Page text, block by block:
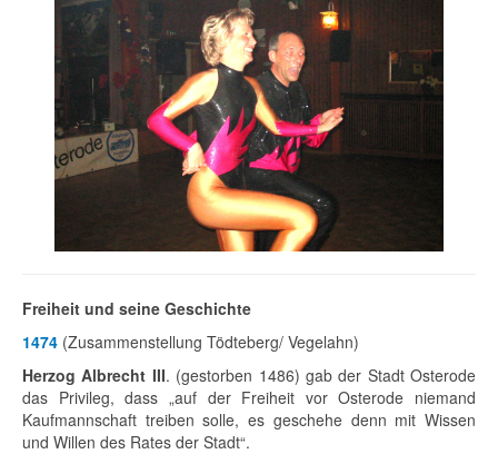
Freiheit und seine Geschichte
1474 (Zusammenstellung Tödteberg/ Vegelahn)
Herzog Albrecht III. (gestorben 1486) gab der Stadt Osterode
das Privileg, dass „auf der Freiheit vor Osterode niemand
Kaufmannschaft treiben solle, es geschehe denn mit Wissen
und Willen des Rates der Stadt“.